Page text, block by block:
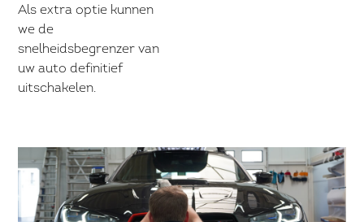
Als extra optie kunnen
we de
snelheidsbegrenzer van
uw auto definitief
uitschakelen.